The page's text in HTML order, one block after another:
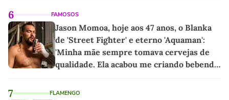
6 FAMOSOS
Jason Momoa, hoje aos 47 anos, o Blanka
de 'Street Fighter' e eterno 'Aquaman':
'Minha mãe sempre tomava cervejas de
qualidade. Ela acabou me criando bebendo
7 FLAMENGO